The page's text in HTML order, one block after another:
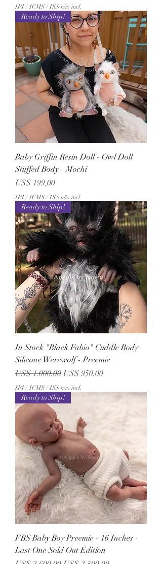
IPI / ICMS / ISS não incl.
Ready to Ship!
Baby Griffin Resin Doll - Owl Doll
Stuffed Body - Mochi
Preço
US$ 199,00
IPI / ICMS / ISS não incl.
Ready to Ship!
In Stock "Black Fabio" Cuddle Body
Silicone Werewolf - Preemie
Preço normal
US$ 1.000,00 Preço promocional
US$ 950,00
IPI / ICMS / ISS não incl.
Ready to Ship!
FBS Baby Boy Preemie - 16 Inches -
Last One Sold Out Edition